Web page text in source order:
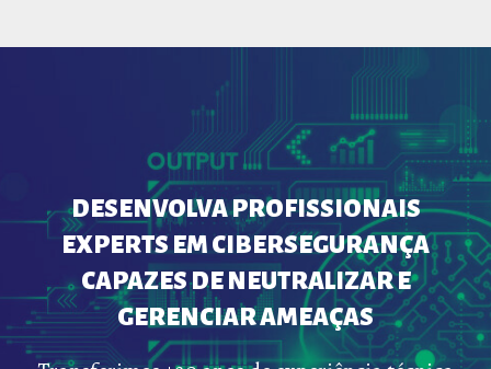
DESENVOLVA PROFISSIONAIS
EXPERTS EM CIBERSEGURANÇA
CAPAZES DE NEUTRALIZAR E
GERENCIAR AMEAÇAS